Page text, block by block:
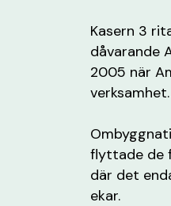
Kasern 3
dåvarande
2005 när
verksamhet.
flyttade de
där det
ekar.